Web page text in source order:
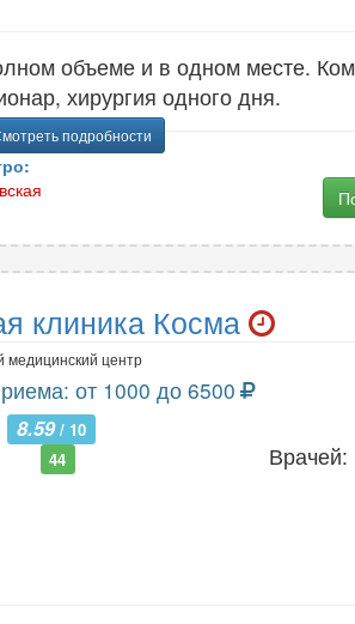
объеме и в одном месте.
хирургия одного дня.
подробности
клиника Косма
центр
от 1000 до 6500
8.59/ 10
44 Врачей: